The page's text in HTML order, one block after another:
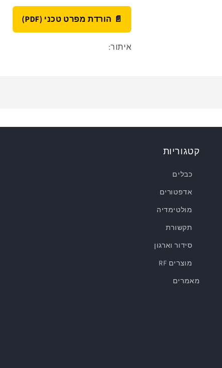
📄 הורדת מפרט טכני (PDF)
איתור:
קטגוריות
כבלים
אדפטורים
מולטימדיה
תקשורת
סידור וארגון
מוצרים RF
מאמרים